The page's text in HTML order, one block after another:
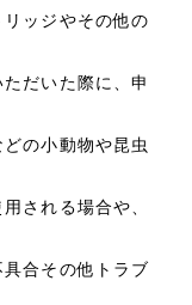
ッジやその他の
だいた際に、申
の小動物や昆虫
される場合や、
合その他トラブ